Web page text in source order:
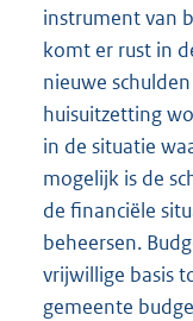
instrument van
komt er rust in
nieuwe
huisuitzetting
in de situatie
mogelijk is de
de financiële
beheersen.
vrijwillige basis
gemeente